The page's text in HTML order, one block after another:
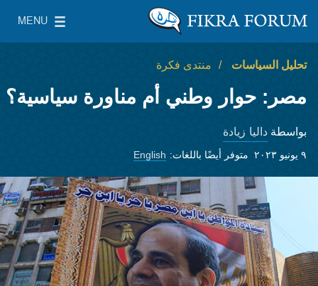
معهد واشنطن لسياسات الشرق الأدنى
MENU
Main Menu
تحليل السياسات منتدى فكرة
مصر: حوار وطني أم مناورة سياسية؟
بواسطة داليا زيادة
٩ يونيو ٢٠٢٣ متوفر أيضًا باللغات: English